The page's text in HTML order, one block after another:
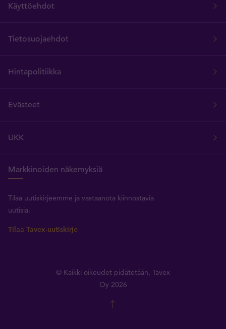
Käyttöehdot
Tietosuojaehdot
Hintapolitiikka
Evästeet
UKK
Markkinoiden näkemyksiä
Tilaa uutiskirjeemme ja vastaanota kiinnostavia
uutisia.
Tilaa Tavex-uutiskirje
© Kaikki oikeudet pidätetään, Tavex
Oy 2026